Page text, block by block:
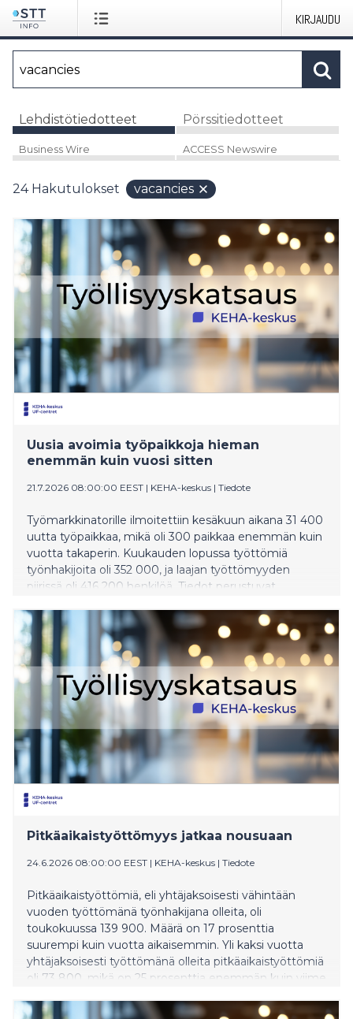
KIRJAUDU
Lehdistötiedotteet Pörssitiedotteet
Business Wire ACCESS Newswire
24 Hakutulokset vacancies
Uusia avoimia työpaikkoja hieman
enemmän kuin vuosi sitten
21.7.2026 08:00:00 EEST | KEHA-keskus | Tiedote
Työmarkkinatorille ilmoitettiin kesäkuun aikana 31 400
uutta työpaikkaa, mikä oli 300 paikkaa enemmän kuin
vuotta takaperin. Kuukauden lopussa työttömiä
työnhakijoita oli 352 000, ja laajan työttömyyden
piirissä oli 416 200 henkilöä. Tiedot perustuvat
keskus) Työllisyyskatsaukseen.
Pitkäaikaistyöttömyys jatkaa nousuaan
24.6.2026 08:00:00 EEST | KEHA-keskus | Tiedote
Pitkäaikaistyöttömiä, eli yhtäjaksoisesti vähintään
vuoden työttömänä työnhakijana olleita, oli
toukokuussa 139 900. Määrä on 17 prosenttia
suurempi kuin vuotta aikaisemmin. Yli kaksi vuotta
yhtäjaksoisesti työttömänä olleita pitkäaikaistyöttömiä
oli 73 800, mikä on 25 prosenttia enemmän kuin viime
kehittämis- ja hallintokeskuksen (KEHA-keskus)